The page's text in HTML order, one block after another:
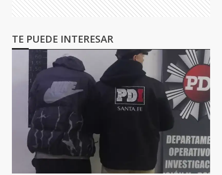
TE PUEDE INTERESAR